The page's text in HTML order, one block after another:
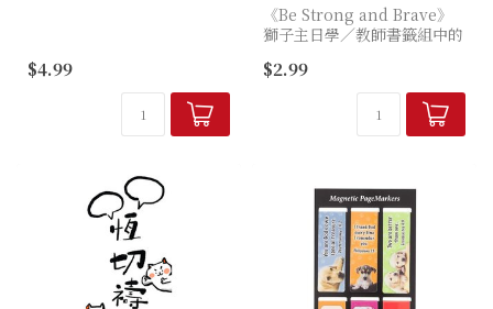
$4.99
《Be Strong and Brave》
獅子主日學／教師書籤組中的
正因上帝的愛，他們才擁有如
此強大的力量。
$2.99